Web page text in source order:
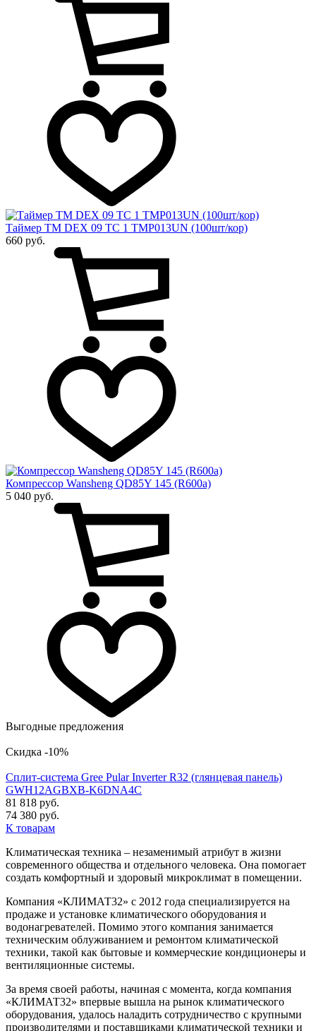
Таймер ТМ DEX 09 ТС 1 TMP013UN (100шт/кор)
660 руб.
Компрессор Wansheng QD85Y 145 (R600a)
5 040 руб.
Выгодные предложения
Скидка -10%
Сплит-система Gree Pular Inverter R32 (глянцевая панель)
GWH12AGBXB-K6DNA4C
81 818 руб.
74 380 руб.
К товарам
Климатическая техника – незаменимый атрибут в жизни
современного общества и отдельного человека. Она помогает
создать комфортный и здоровый микроклимат в помещении.
Компания «КЛИМАТ32» с 2012 года специализируется на
продаже и установке климатического оборудования и
водонагревателей. Помимо этого компания занимается
техническим облуживанием и ремонтом климатической
техники, такой как бытовые и коммерческие кондиционеры и
вентиляционные системы.
За время своей работы, начиная с момента, когда компания
«КЛИМАТ32» впервые вышла на рынок климатического
оборудования, удалось наладить сотрудничество с крупными
производителями и поставщиками климатической техники и